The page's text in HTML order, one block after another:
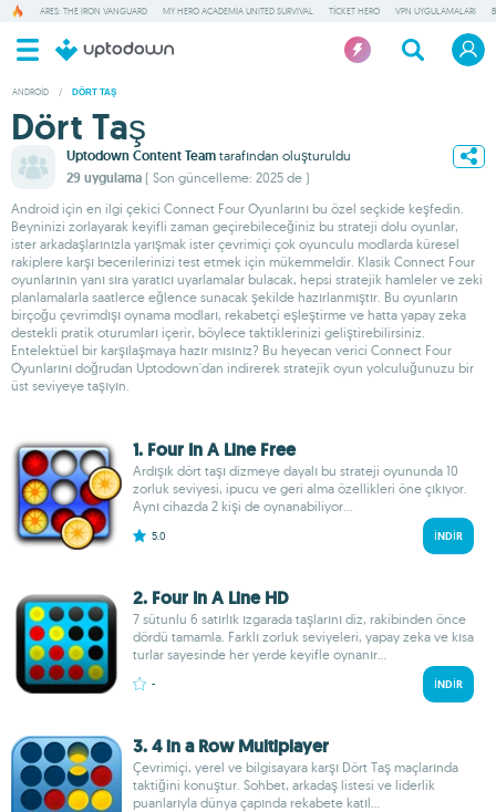
ARES: THE IRON VANGUARD MY HERO ACADEMIA UNITED SURVIVAL TICKET HERO VPN UYGULAMALARI
ANDROID / DÖRT TAŞ
Dört Taş
Uptodown Content Team tarafından oluşturuldu
29 uygulama ( Son güncelleme: 2025 de )
Android için en ilgi çekici Connect Four Oyunlarını bu özel seçkide keşfedin.
Beyninizi zorlayarak keyifli zaman geçirebileceğiniz bu strateji dolu oyunlar,
ister arkadaşlarınızla yarışmak ister çevrimiçi çok oyunculu modlarda küresel
rakiplere karşı becerilerinizi test etmek için mükemmeldir. Klasik Connect Four
oyunlarının yanı sıra yaratıcı uyarlamalar bulacak, hepsi stratejik hamleler ve zeki
planlamalarla saatlerce eğlence sunacak şekilde hazırlanmıştır. Bu oyunların
birçoğu çevrimdışı oynama modları, rekabetçi eşleştirme ve hatta yapay zeka
destekli pratik oturumları içerir, böylece taktiklerinizi geliştirebilirsiniz.
Entelektüel bir karşılaşmaya hazır mısınız? Bu heyecan verici Connect Four
Oyunlarını doğrudan Uptodown'dan indirerek stratejik oyun yolculuğunuzu bir
üst seviyeye taşıyın.
1. Four In A Line Free
Ardışık dört taşı dizmeye dayalı bu strateji oyununda 10
zorluk seviyesi, ipucu ve geri alma özellikleri öne çıkıyor.
Aynı cihazda 2 kişi de oynanabiliyor...
5.0 İNDIR
2. Four In A Line HD
7 sütunlu 6 satırlık ızgarada taşlarını diz, rakibinden önce
dördü tamamla. Farklı zorluk seviyeleri, yapay zeka ve kısa
turlar sayesinde her yerde keyifle oynanır...
- İNDIR
3. 4 in a Row Multiplayer
Çevrimiçi, yerel ve bilgisayara karşı Dört Taş maçlarında
taktiğini konuştur. Sohbet, arkadaş listesi ve liderlik
puanlarıyla dünya çapında rekabete katıl...